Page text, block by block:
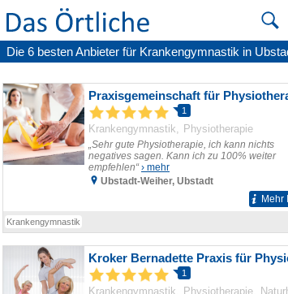
1
Krankengymnastik Physiotherapie
„Sehr gute Physiotherapie, ich kann nichts
negatives sagen. Kann ich zu 100% weiter
empfehlen“› mehr
Ubstadt-Weiher, Ubstadt
Mehr
Krankengymnastik
1
Krankengymnastik Physiotherapie